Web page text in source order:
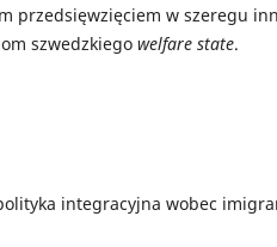
przedsięwzięciem w szeregu
szwedzkiego welfare state.
integracyjna wobec